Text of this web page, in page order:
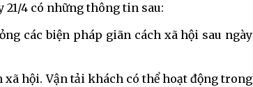
21/4 có những thông tin sau:
các biện pháp giãn cách xã hội sau ngày
hội. Vận tải khách có thể hoạt động trong